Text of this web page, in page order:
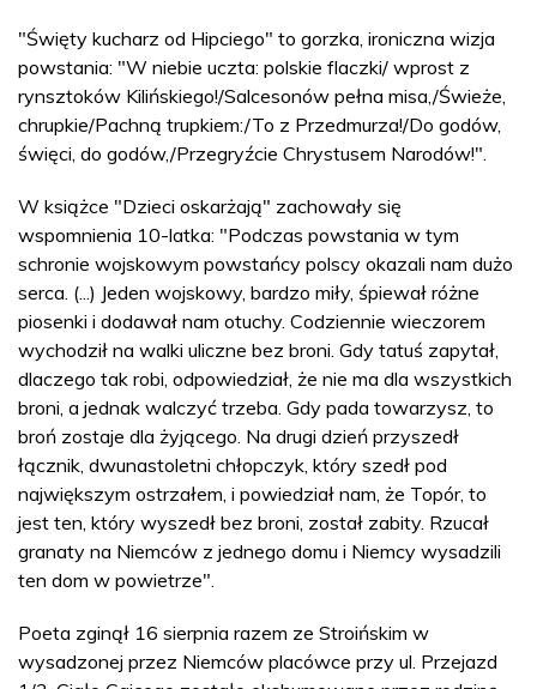
"Święty kucharz od Hipciego" to gorzka, ironiczna wizja
powstania: "W niebie uczta: polskie flaczki/ wprost z
rynsztoków Kilińskiego!/Salcesonów pełna misa,/Świeże,
chrupkie/Pachną trupkiem:/To z Przedmurza!/Do godów,
święci, do godów,/Przegryźcie Chrystusem Narodów!".
W książce "Dzieci oskarżają" zachowały się
wspomnienia 10-latka: "Podczas powstania w tym
schronie wojskowym powstańcy polscy okazali nam dużo
serca. (...) Jeden wojskowy, bardzo miły, śpiewał różne
piosenki i dodawał nam otuchy. Codziennie wieczorem
wychodził na walki uliczne bez broni. Gdy tatuś zapytał,
dlaczego tak robi, odpowiedział, że nie ma dla wszystkich
broni, a jednak walczyć trzeba. Gdy pada towarzysz, to
broń zostaje dla żyjącego. Na drugi dzień przyszedł
łącznik, dwunastoletni chłopczyk, który szedł pod
największym ostrzałem, i powiedział nam, że Topór, to
jest ten, który wyszedł bez broni, został zabity. Rzucał
granaty na Niemców z jednego domu i Niemcy wysadzili
ten dom w powietrze".
Poeta zginął 16 sierpnia razem ze Stroińskim w
wysadzonej przez Niemców placówce przy ul. Przejazd